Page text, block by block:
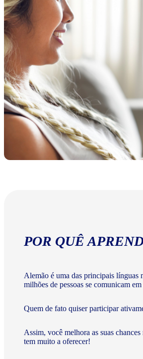
POR QUÊ
Alemão é uma das principais línguas
milhões de pessoas se comunicam
Quem de fato quiser participar
Assim, você melhora as suas
tem muito a oferecer!​